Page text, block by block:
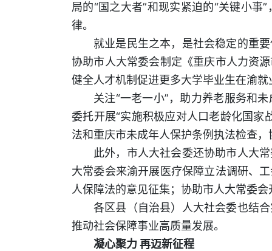
局的“国之大者”和现实紧迫的“关键小
律。
就业是民生之本，是社会稳定的重
协助市人大常委会制定《重庆市人力资
健全人才机制促进更多大学毕业生在渝
关注“一老一小”，助力养老服务和
委托开展“实施积极应对人口老龄化国家
法和重庆市未成年人保护条例执法检查
此外，市人大社会委还协助市人大
大常委会来渝开展医疗保障立法调研、
人保障法的意见征集；协助市人大常委
各区县（自治县）人大社会委也结
推动社会保障事业高质量发展。
凝心聚力 再迈新征程